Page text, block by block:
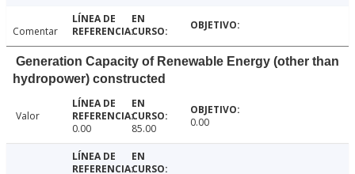
Comentar
Generation Capacity of Renewable Energy (other than
hydropower) constructed
Valor
0.00
85.00 0.00